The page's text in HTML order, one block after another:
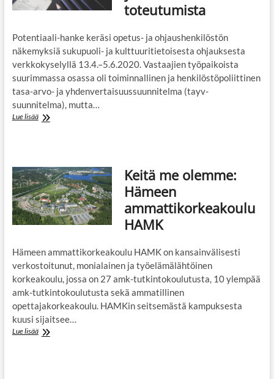
tuloksia
toteutumista
Potentiaali-hanke keräsi opetus- ja ohjaushenkilöstön
näkemyksiä sukupuoli- ja kulttuuritietoisesta ohjauksesta
verkkokyselyllä 13.4.–5.6.2020. Vastaajien työpaikoista
suurimmassa osassa oli toiminnallinen ja henkilöstöpoliittinen
tasa-arvo- ja yhdenvertaisuussuunnitelma (tayv-
suunnitelma), mutta…
Lue lisääHyvä
ja
yhdenvertaisuuden
toteutumista
Keitä me olemme:
Hämeen
ammattikorkeakoulu
HAMK
Hämeen ammattikorkeakoulu HAMK on kansainvälisesti
verkostoitunut, monialainen ja työelämälähtöinen
korkeakoulu, jossa on 27 amk-tutkintokoulutusta, 10 ylempää
amk-tutkintokoulutusta sekä ammatillinen
opettajakorkeakoulu. HAMKin seitsemästä kampuksesta
kuusi sijaitsee…
Lue lisääKeitä